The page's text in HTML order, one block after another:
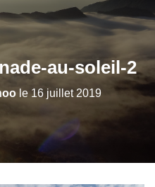
au-soleil-2
le 16 juillet 2019